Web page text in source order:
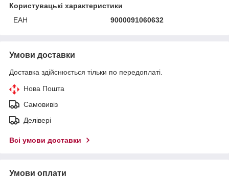
Користувацькі характеристики
ЕАН
9000091060632
Умови доставки
Доставка здійснюється тільки по передоплаті.
Нова Пошта
Самовивіз
Делівері
Всі умови доставки
Умови оплати